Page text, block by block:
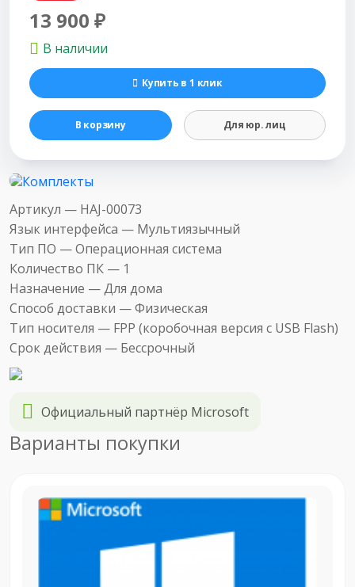
Артикул — HAJ-00073
Язык интерфейса — Мультиязычный
Тип ПО —Операционная система
Количество ПК — 1
Назначение —Для дома
Способ доставки —Физическая
Тип носителя — FPP (коробочная версия с USB Flash)
Срок действия — Бессрочный
Официальный партнёр Microsoft
13 900 ₽
В наличии
Купить в 1 клик
В корзину Для юр. лиц
Варианты покупки
Электронный ключ